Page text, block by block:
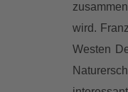
wird.
Westen